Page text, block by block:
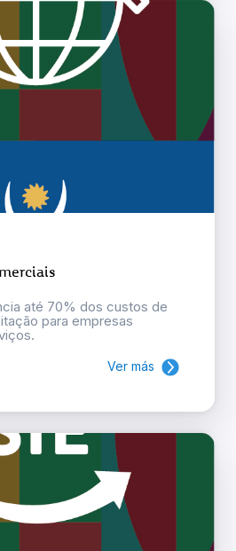
até 70% dos custos de
para empresas
Ver más